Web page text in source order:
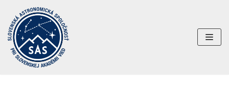
Preskočiť
na
obsah